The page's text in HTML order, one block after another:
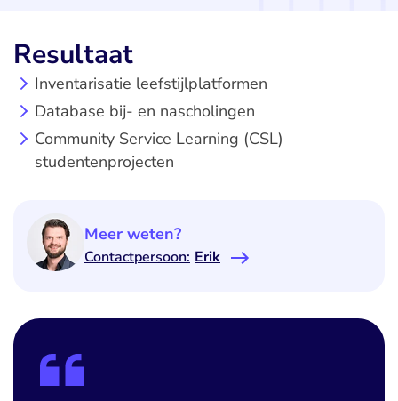
Resultaat
Inventarisatie leefstijlplatformen
Database bij- en nascholingen
Community Service Learning (CSL)
studentenprojecten
Meer weten?
Contactpersoon: Erik